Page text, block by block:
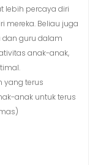
lebih percaya diri
mereka. Beliau juga
guru dalam
anak-anak,
yang terus
anak untuk terus